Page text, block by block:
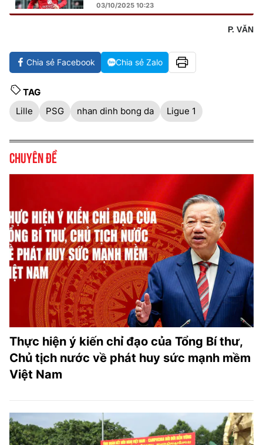
03/10/2025 10:23
P. VĂN
Chia sẻ Facebook Chia sẻ Zalo
TAG
Lille
PSG nhan dinh bong da Ligue 1
Chuyên đề
Thực hiện ý kiến chỉ đạo của Tổng Bí thư,
Chủ tịch nước về phát huy sức mạnh mềm
Việt Nam